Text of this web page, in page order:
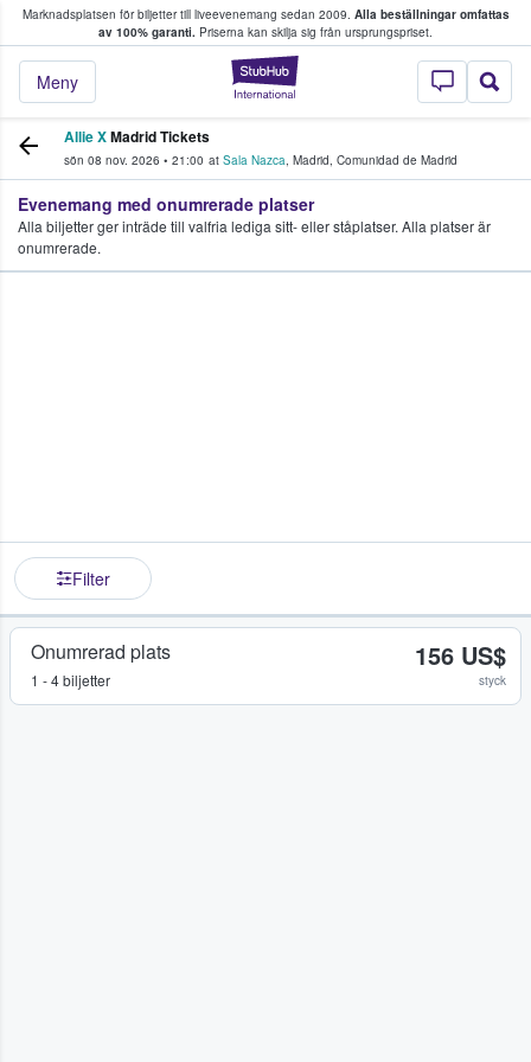
Marknadsplatsen för biljetter till liveevenemang sedan 2009. Alla beställningar omfattas
av 100% garanti. Priserna kan skilja sig från ursprungspriset.
StubHub – där
Meny
köper och säljer biljetter.
Allie XMadrid Tickets
sön 08 nov. 2026 • 21:00 at Sala Nazca, Madrid, Comunidad de Madrid
Evenemang med onumrerade platser
Alla biljetter ger inträde till valfria lediga sitt- eller ståplatser. Alla platser är
onumrerade.
Filter
Onumrerad plats
1 - 4 biljetter
156 US$
styck